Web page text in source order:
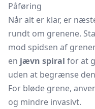
Påføring
Når alt er klar, er
rundt om grenene.
mod spidsen af
en jævn spiral for at
uden at begrænse
For bløde grene,
og mindre invasivt.